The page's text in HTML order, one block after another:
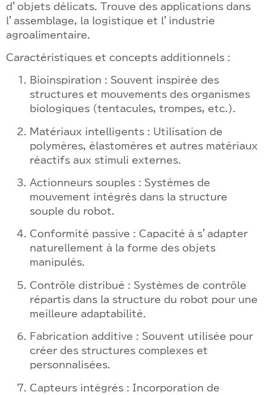
d’objets délicats. Trouve des applications dans
l’assemblage, la logistique et l’industrie
agroalimentaire.
Caractéristiques et concepts additionnels :
Bioinspiration : Souvent inspirée des
structures et mouvements des organismes
biologiques (tentacules, trompes, etc.).
Matériaux intelligents : Utilisation de
polymères, élastomères et autres matériaux
réactifs aux stimuli externes.
Actionneurs souples : Systèmes de
mouvement intégrés dans la structure
souple du robot.
Conformité passive : Capacité à s’adapter
naturellement à la forme des objets
manipulés.
Contrôle distribué : Systèmes de contrôle
répartis dans la structure du robot pour une
meilleure adaptabilité.
Fabrication additive : Souvent utilisée pour
créer des structures complexes et
personnalisées.
Capteurs intégrés : Incorporation de